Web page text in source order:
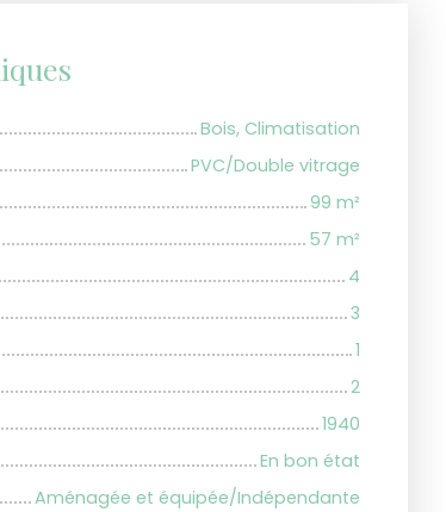
Bois, Climatisation
PVC/Double vitrage
99 m²
57 m²
4
3
1
2
1940
En bon état
Aménagée et équipée/Indépendante